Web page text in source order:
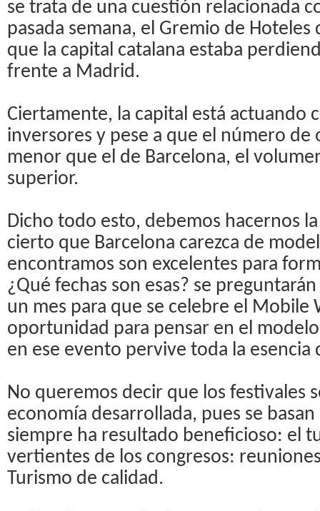
se trata de una cuestión relacionada
pasada semana, el Gremio de
que la capital catalana estaba
frente a Madrid.
Ciertamente, la capital está actuando
inversores y pese a que el número de
menor que el de Barcelona, el
superior.
Dicho todo esto, debemos hacernos
cierto que Barcelona carezca de
encontramos son excelentes para
¿Qué fechas son esas? se
un mes para que se celebre el Mobile
oportunidad para pensar en el
en ese evento pervive toda la esencia
No queremos decir que los festivales
economía desarrollada, pues se
siempre ha resultado beneficioso: el
vertientes de los congresos:
Turismo de calidad.